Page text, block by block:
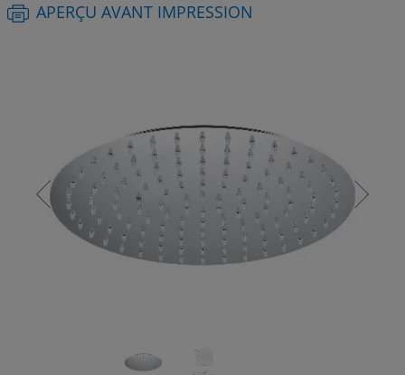
APERÇU AVANT IMPRESSION